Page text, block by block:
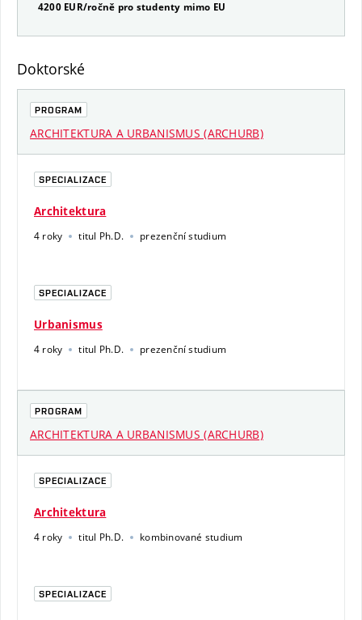
4200 EUR/ročně pro studenty mimo EU
Doktorské
PROGRAM
ARCHITEKTURA A URBANISMUS (ARCHURB)
SPECIALIZACE
Architektura
4 roky titul Ph.D. prezenční studium
SPECIALIZACE
Urbanismus
4 roky titul Ph.D. prezenční studium
PROGRAM
ARCHITEKTURA A URBANISMUS (ARCHURB)
SPECIALIZACE
Architektura
4 roky titul Ph.D. kombinované studium
SPECIALIZACE